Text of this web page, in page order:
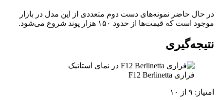
در حال حاضر نمونه‌های دست دوم متعددی از این مدل در بازار
موجود است که قیمت‌ها از حدود ۱۵۰ هزار پوند شروع می‌شود.
نتیجه‌گیری
فراری F12 Berlinetta
امتیاز: ۹ از ۱۰